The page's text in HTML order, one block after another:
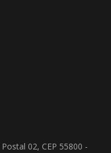
02, CEP 55800 -